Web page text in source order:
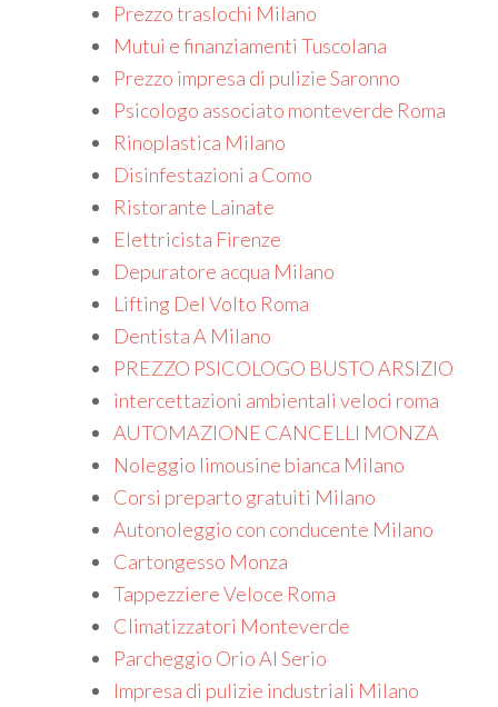
Prezzo traslochi Milano
Mutui e finanziamenti Tuscolana
Prezzo impresa di pulizie Saronno
Psicologo associato monteverde Roma
Rinoplastica Milano
Disinfestazioni a Como
Ristorante Lainate
Elettricista Firenze
Depuratore acqua Milano
Lifting Del Volto Roma
Dentista A Milano
PREZZO PSICOLOGO BUSTO ARSIZIO
intercettazioni ambientali veloci roma
AUTOMAZIONE CANCELLI MONZA
Noleggio limousine bianca Milano
Corsi preparto gratuiti Milano
Autonoleggio con conducente Milano
Cartongesso Monza
Tappezziere Veloce Roma
Climatizzatori Monteverde
Parcheggio Orio Al Serio
Impresa di pulizie industriali Milano